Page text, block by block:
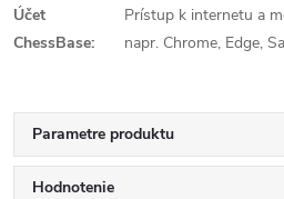
Účet
ChessBase:
Prístup k internetu a
napr. Chrome, Edge,
Parametre produktu
Hodnotenie